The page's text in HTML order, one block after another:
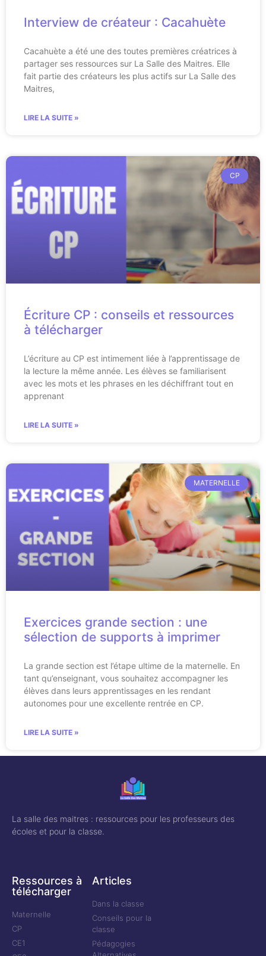
Interview de créateur : Cacahuète
Cacahuète a été une des toutes premières créatrices à
partager ses ressources sur La Salle des Maitres. Elle
fait partie des créateurs les plus actifs sur La Salle des
Maitres,
LIRE LA SUITE »
CP
Écriture CP : conseils et ressources
à télécharger
L’écriture au CP est intimement liée à l’apprentissage de
la lecture la même année. Les élèves se familiarisent
avec les mots et les phrases en les déchiffrant tout en
apprenant
LIRE LA SUITE »
MATERNELLE
Exercices grande section : une
sélection de supports à imprimer
La grande section est l’étape ultime de la maternelle. En
tant qu’enseignant, vous souhaitez accompagner les
élèves dans leurs apprentissages en les rendant
autonomes pour une excellente rentrée en CP.
LIRE LA SUITE »
La salle des maitres : ressources pour les professeurs des
écoles et pour la classe.
Ressources à
télécharger
Maternelle
CP
CE1
Articles
Dans la classe
Conseils pour la
classe
Pédagogies